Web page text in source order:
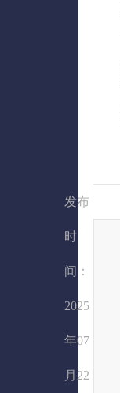
发布
时
间：
2025
年07
月22